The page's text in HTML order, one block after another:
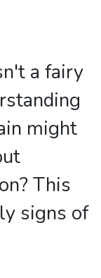
a fairy
might
This
signs of